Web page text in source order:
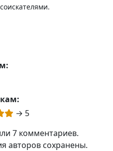
→ 5
7 комментариев.
авторов сохранены.